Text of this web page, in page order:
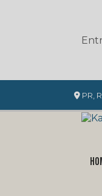
PR,